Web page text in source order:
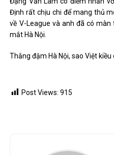
Định rất chịu chi để mang thủ
về V-League và anh đã có
mắt Hà Nội.
Thắng đậm Hà Nội, sao Việt
Post Views: 915